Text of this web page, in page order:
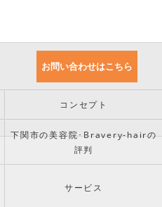
お問い合わせはこちら
コンセプト
下関市の美容院･Bravery-hairの
評判
サービス